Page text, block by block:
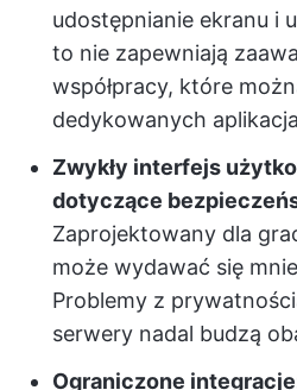
udostępnianie ekranu i
to nie zapewniają
współpracy, które
dedykowanych
Zwykły interfejs
dotyczące
Zaprojektowany dla
może wydawać się
Problemy z
serwery nadal budzą
Ograniczone